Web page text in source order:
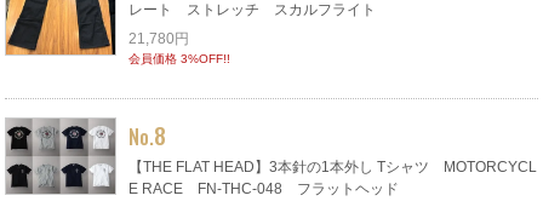
レート ストレッチ スカルフライト
21,780円
会員価格 3%OFF!!
No.8
【THE FLAT HEAD】3本針の1本外し Tシャツ MOTORCYCL
E RACE FN-THC-048 フラットヘッド